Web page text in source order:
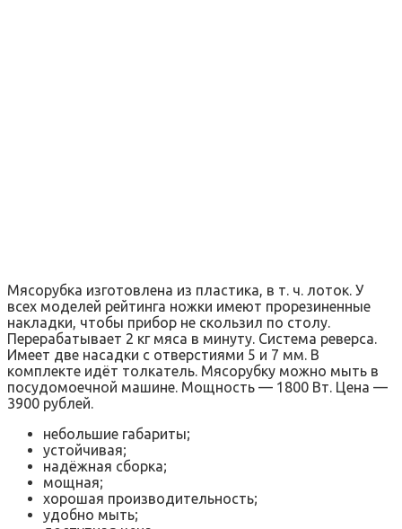
Мясорубка изготовлена из пластика, в т. ч. лоток. У
всех моделей рейтинга ножки имеют прорезиненные
накладки, чтобы прибор не скользил по столу.
Перерабатывает 2 кг мяса в минуту. Система реверса.
Имеет две насадки с отверстиями 5 и 7 мм. В
комплекте идёт толкатель. Мясорубку можно мыть в
посудомоечной машине. Мощность — 1800 Вт. Цена —
3900 рублей.
небольшие габариты;
устойчивая;
надёжная сборка;
мощная;
хорошая производительность;
удобно мыть;